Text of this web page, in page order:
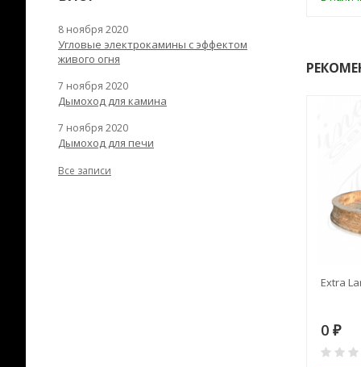
Extra
0 ₽
8 ноября 2020
Угловые электрокамины с эффектом
живого огня
7 ноября 2020
Дымоход для камина
7 ноября 2020
Дымоход для печи
Все записи